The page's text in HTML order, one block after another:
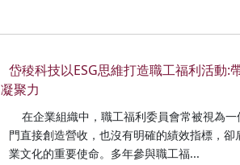
岱稜科技以ESG思維打造職工福利活動:
凝聚力
在企業組織中，職工福利委員會常被視為
門直接創造營收，也沒有明確的績效指標，
業文化的重要使命。多年參與職工福...